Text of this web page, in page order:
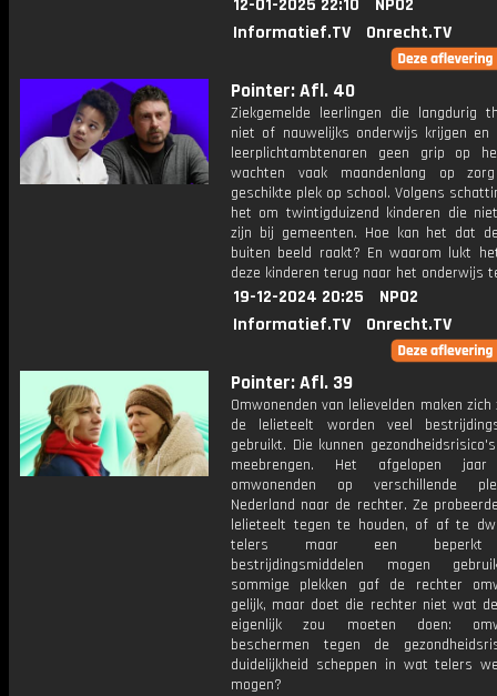
12-01-2025 22:10
NPO2
Informatief.TV
Onrecht.TV
Pointer: Afl. 40
Ziekgemelde leerlingen die langdurig
niet of nauwelijks onderwijs krijgen en
leerplichtambtenaren geen grip op
wachten vaak maandenlang op
geschikte plek op school. Volgens
het om twintigduizend kinderen die
zijn bij gemeenten. Hoe kan het dat
buiten beeld raakt? En waarom lukt
deze kinderen terug naar het onderwijs
19-12-2024 20:25
NPO2
Informatief.TV
Onrecht.TV
Pointer: Afl. 39
Omwonenden van lelievelden maken zich
de lelieteelt worden veel
gebruikt. Die kunnen
meebrengen. Het afgelopen
omwonenden op verschillende
Nederland naar de rechter. Ze
lelieteelt tegen te houden, of af te
telers maar een beperkt
bestrijdingsmiddelen mogen
sommige plekken gaf de rechter
gelijk, maar doet die rechter niet wat
eigenlijk zou moeten doen:
beschermen tegen de
duidelijkheid scheppen in wat telers
mogen?